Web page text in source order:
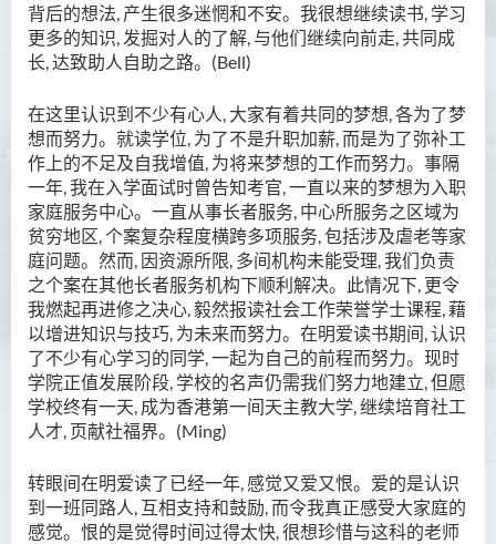
背后的想法, 产生很多迷惘和不安。我很想继续读书, 学习
更多的知识, 发掘对人的了解, 与他们继续向前走, 共同成
长, 达致助人自助之路。(Bell)
在这里认识到不少有心人, 大家有着共同的梦想, 各为了梦
想而努力。就读学位, 为了不是升职加薪, 而是为了弥补工
作上的不足及自我增值, 为将来梦想的工作而努力。事隔
一年, 我在入学面试时曾告知考官, 一直以来的梦想为入职
家庭服务中心。一直从事长者服务, 中心所服务之区域为
贫穷地区, 个案复杂程度横跨多项服务, 包括涉及虐老等家
庭问题。然而, 因资源所限, 多间机构未能受理, 我们负责
之个案在其他长者服务机构下顺利解决。此情况下, 更令
我燃起再进修之决心, 毅然报读社会工作荣誉学士课程, 藉
以增进知识与技巧, 为未来而努力。在明爱读书期间, 认识
了不少有心学习的同学, 一起为自己的前程而努力。现时
学院正值发展阶段, 学校的名声仍需我们努力地建立, 但愿
学校终有一天, 成为香港第一间天主教大学, 继续培育社工
人才, 页献社福界。(Ming)
转眼间在明爱读了已经一年, 感觉又爱又恨。爱的是认识
到一班同路人, 互相支持和鼓励, 而令我真正感受大家庭的
感觉。恨的是觉得时间过得太快, 很想珍惜与这科的老师
工商管理（荣誉）学士
工商管理(荣誉)酒店及旅游
犯罪及安保科学(荣誉)学士
幼儿教育（荣誉）学士 (全日
制)
健康科学（荣誉）学士 (兼读
制衔接课程)
护理学（荣誉）学士
护理学（荣誉）学士 (应用学
位学额)
人工智能（荣誉）理学士
人工智能（荣誉）理学士 (兼
读制)